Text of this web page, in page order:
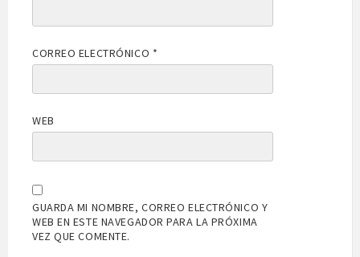
CORREO ELECTRÓNICO *
WEB
GUARDA MI NOMBRE, CORREO ELECTRÓNICO Y
WEB EN ESTE NAVEGADOR PARA LA PRÓXIMA
VEZ QUE COMENTE.